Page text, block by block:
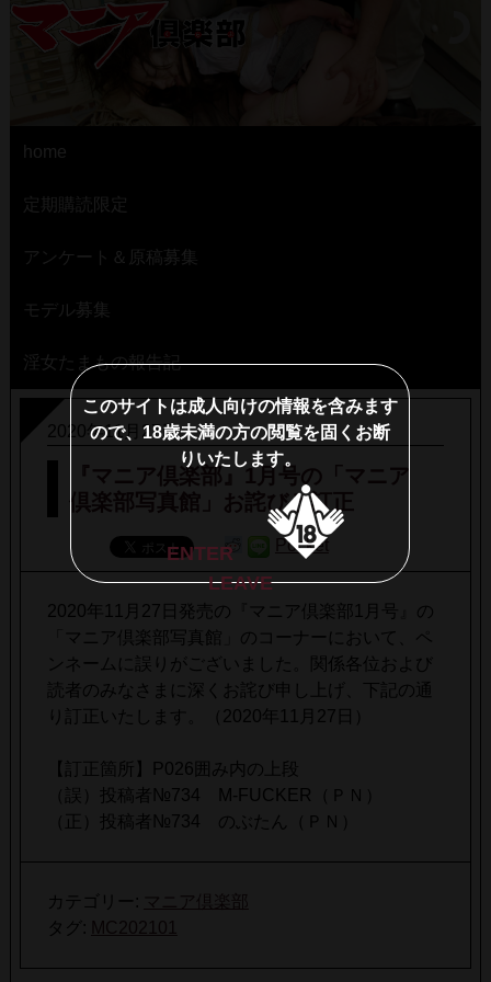
home
定期購読限定
アンケート＆原稿募集
モデル募集
淫女たまもの報告記
2020年11月27日
『マニア倶楽部』1月号の「マニア
倶楽部写真館」お詫びと訂正
Pocket
2020年11月27日発売の『マニア倶楽部1月号』の
「マニア倶楽部写真館」のコーナーにおいて、ペ
ンネームに誤りがございました。関係各位および
読者のみなさまに深くお詫び申し上げ、下記の通
り訂正いたします。（2020年11月27日）
【訂正箇所】P026囲み内の上段
（誤）投稿者№734 M-FUCKER（ＰＮ）
（正）投稿者№734 のぶたん（ＰＮ）
カテゴリー:
マニア倶楽部
タグ: MC202101
このサイトは成人向けの情報を含みます
ので、18歳未満の方の閲覧を固くお断
りいたします。
ENTER
LEAVE